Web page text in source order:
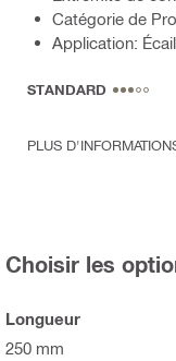
Catégorie de
Application:
STANDARD
PLUS
Choisir les
Longueur
250 mm